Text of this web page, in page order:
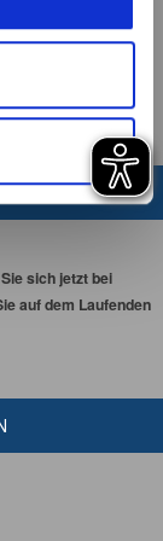
sich jetzt bei
auf dem Laufenden